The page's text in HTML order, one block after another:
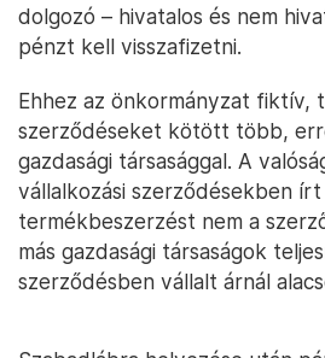
dolgozó – hivatalos és nem
pénzt kell visszafizetni.
Ehhez az önkormányzat fiktív,
szerződéseket kötött több,
gazdasági társasággal. A
vállalkozási szerződésekben
termékbeszerzést nem a
más gazdasági társaságok
szerződésben vállalt árnál